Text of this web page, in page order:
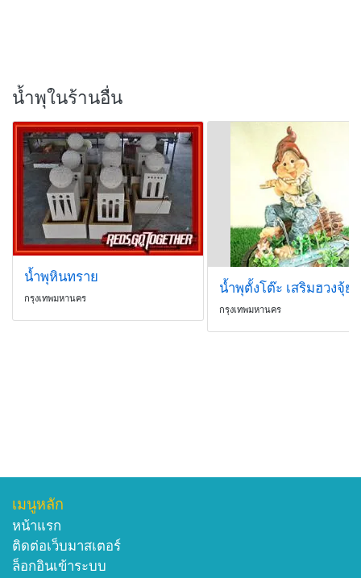
น้ำพุในร้านอื่น
น้ำพุหินทราย
กรุงเทพมหานคร
กรุงเทพมหานคร
เมนูหลัก
หน้าแรก
ติดต่อเว็บมาสเตอร์
ล็อกอินเข้าระบบ